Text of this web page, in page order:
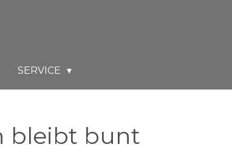
SERVICE
bleibt bunt